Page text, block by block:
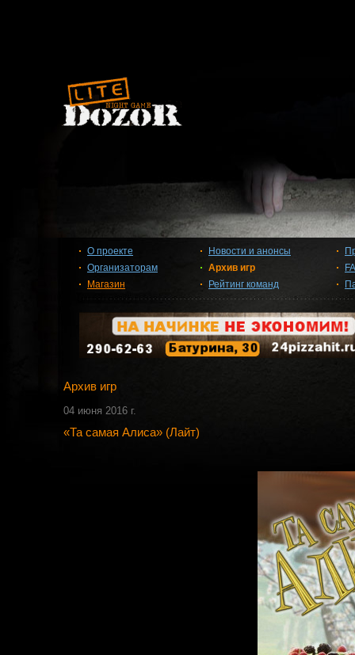
О проекте
Организаторам
Магазин
Новости и анонсы
Архив игр
Рейтинг команд
Архив игр
04 июня 2016 г.
«Та самая Алиса» (Лайт)